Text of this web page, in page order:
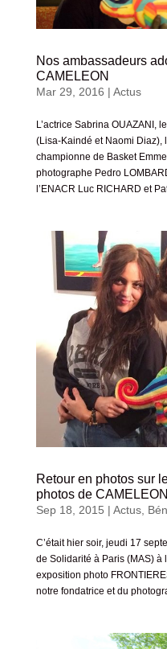
Nos ambassadeurs
CAMELEON
Mar 29, 2016 | Actus
L’actrice Sabrina OUAZANI,
(Lisa-Kaindé et Naomi Diaz),
championne de Basket
photographe Pedro
l’ENACR Luc RICHARD et
Retour en photos sur
photos de CAMELEON
Sep 18, 2015 | Actus,
C’était hier soir, jeudi 17
de Solidarité à Paris (MAS) à
exposition photo
notre fondatrice et du